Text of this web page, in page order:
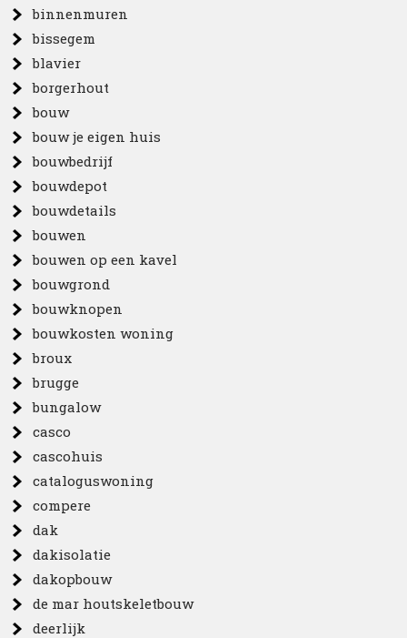
binnenmuren
bissegem
blavier
borgerhout
bouw
bouw je eigen huis
bouwbedrijf
bouwdepot
bouwdetails
bouwen
bouwen op een kavel
bouwgrond
bouwknopen
bouwkosten woning
broux
brugge
bungalow
casco
cascohuis
cataloguswoning
compere
dak
dakisolatie
dakopbouw
de mar houtskeletbouw
deerlijk